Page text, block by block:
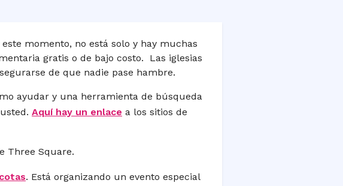
momento, no está solo y hay muchas
gratis o de bajo costo. Las iglesias
de que nadie pase hambre.
ayudar y una herramienta de búsqueda
Aquí hay un enlace a los sitios de
Three Square.
. Está organizando un evento especial